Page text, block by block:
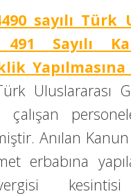
sayılı Türk
Sayılı
Uluslararası
Anılan Kanun
erbabına
kesintisi